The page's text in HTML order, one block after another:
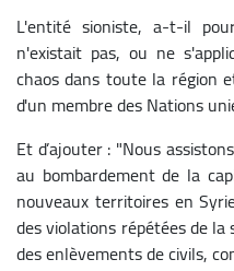
L'entité sioniste, a-t-il
n'existait pas, ou ne
chaos dans toute la région
d'un membre des Nations
Et d’ajouter : "Nous
au bombardement de la
nouveaux territoires en
des violations répétées de
des enlèvements de civils,